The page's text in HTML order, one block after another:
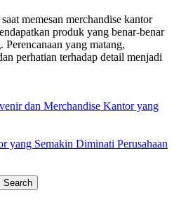
memesan merchandise kantor
produk yang benar-benar
yang matang,
perhatian terhadap detail menjadi
dan Merchandise Kantor yang
yang Semakin Diminati Perusahaan
Search